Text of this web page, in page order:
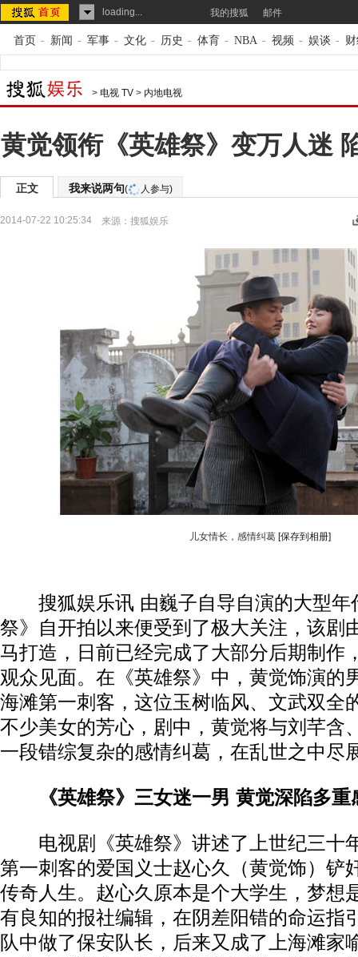
loading... 我的搜狐 邮件
首页 - 新闻 - 军事 - 文化 - 历史 - 体育 - NBA - 视频 - 娱谈 -
> 电视 TV > 内地电视
黄觉领衔《英雄祭》变万人迷
正文 我来说两句( 人参与)
2014-07-22 10:25:34 来源： 搜狐娱乐
儿女情长，感情纠葛 [保存到相册]
搜狐娱乐讯 由巍子自导自演的大型年
祭》自开拍以来便受到了极大关注，该剧
马打造，日前已经完成了大部分后期制作
观众见面。在《英雄祭》中，黄觉饰演的
海滩第一刺客，这位玉树临风、文武双全
不少美女的芳心，剧中，黄觉将与刘芊含
一段错综复杂的感情纠葛，在乱世之中尽
《英雄祭》三女迷一男 黄觉深陷多重
电视剧《英雄祭》讲述了上世纪三十
第一刺客的爱国义士赵心久（黄觉饰）铲
传奇人生。赵心久原本是个大学生，梦想
有良知的报社编辑，在阴差阳错的命运指
队中做了保安队长，后来又成了上海滩家